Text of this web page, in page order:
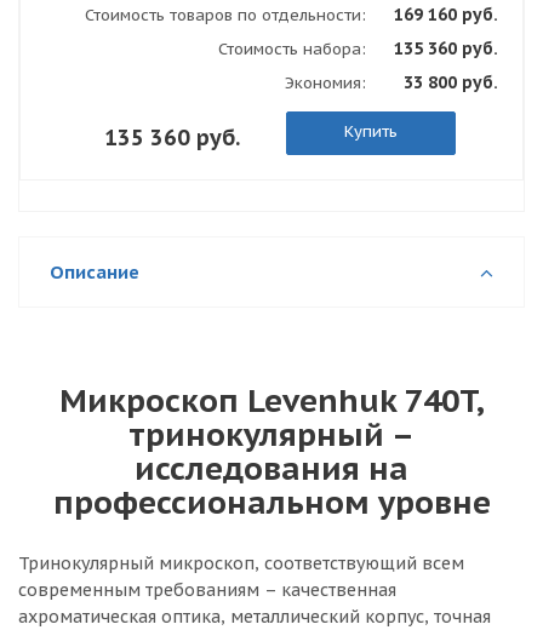
Стоимость товаров по отдельности: 169 160 руб.
Стоимость набора: 135 360 руб.
Экономия: 33 800 руб.
135 360 руб. Купить
Описание
Микроскоп Levenhuk 740T,
тринокулярный –
исследования на
профессиональном уровне
Тринокулярный микроскоп, соответствующий всем
современным требованиям – качественная
ахроматическая оптика, металлический корпус, точная